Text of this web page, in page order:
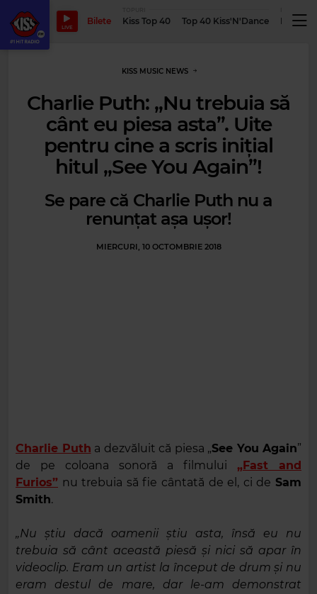
LIVE
Bilete Kiss Top 40 Top 40 Kiss'N'Dance
KISS MUSIC NEWS
Charlie Puth: „Nu trebuia să
cânt eu piesa asta”. Uite
pentru cine a scris inițial
hitul „See You Again”!
Se pare că Charlie Puth nu a
renunțat așa ușor!
MIERCURI, 10 OCTOMBRIE 2018
Charlie Puth a dezvăluit că piesa „See You Again”
de pe coloana sonoră a filmului „Fast and
Furios” nu trebuia să fie cântată de el, ci de Sam
Smith.
„Nu știu dacă oamenii știu asta, însă eu nu
trebuia să cânt această piesă și nici să apar în
videoclip. Eram un artist la început de drum și nu
eram destul de mare, dar le-am demonstrat